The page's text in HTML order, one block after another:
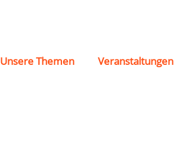
Unsere Themen Veranstaltungen